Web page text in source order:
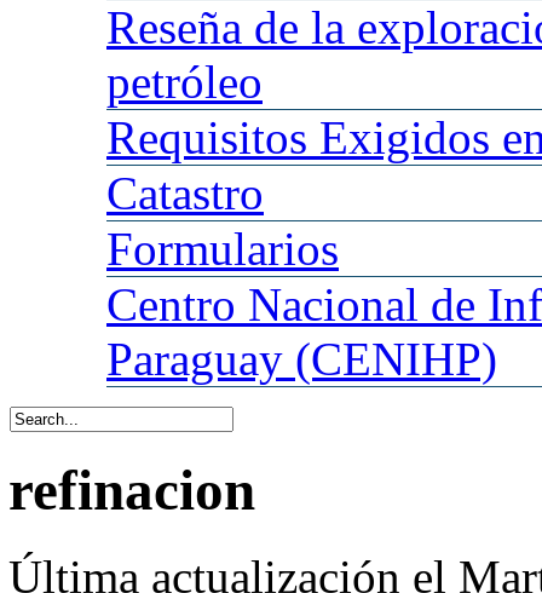
Reseña de la
petróleo
Requisitos Exigidos
Catastro
Formularios
Centro Nacional de
Paraguay (CENIHP)
refinacion
Última actualización el